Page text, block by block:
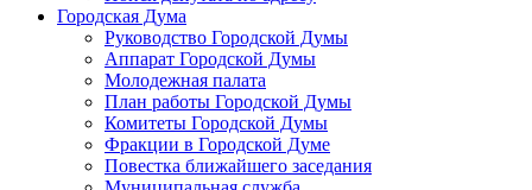
Городская Дума
Руководство Городской Думы
Аппарат Городской Думы
Молодежная палата
План работы Городской Думы
Комитеты Городской Думы
Фракции в Городской Думе
Повестка ближайшего заседания